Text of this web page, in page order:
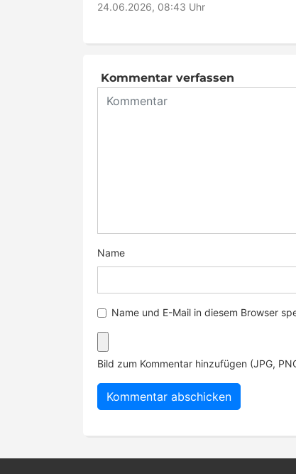
24.06.2026, 08:43 Uhr
Kommentar verfassen
Name
Name und E-Mail in diesem Browser
Bild zum Kommentar hinzufügen (JPG,